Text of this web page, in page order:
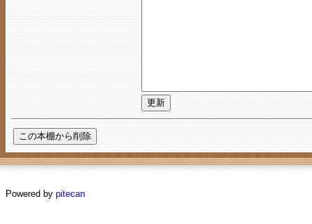
Powered by pitecan